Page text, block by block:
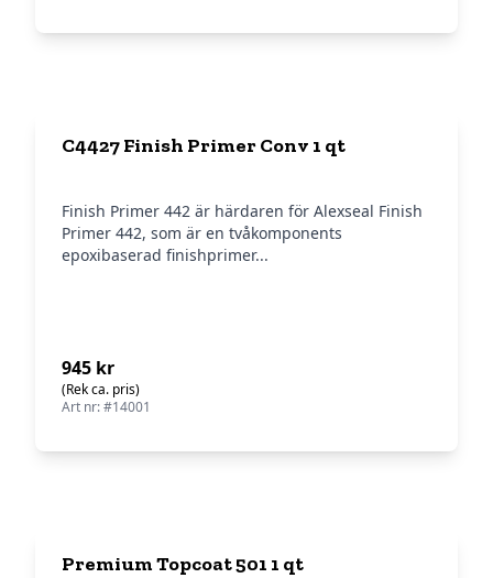
C4427 Finish Primer Conv 1 qt
Finish Primer 442 är härdaren för Alexseal Finish
Primer 442, som är en tvåkomponents
epoxibaserad finishprimer...
945 kr
(Rek ca. pris)
Art nr: #14001
Premium Topcoat 501 1 qt